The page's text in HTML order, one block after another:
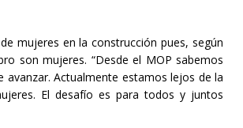
mujeres en la construcción pues, según
son mujeres. “Desde el MOP sabemos
Actualmente estamos lejos de la
El desafío es para todos y juntos